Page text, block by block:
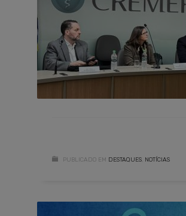
PUBLICADO EM DESTAQUES NOTÍCIAS